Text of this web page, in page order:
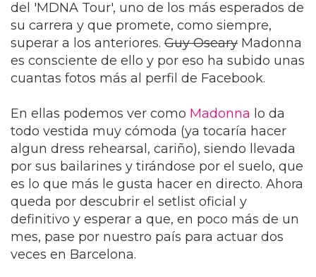
del 'MDNA Tour', uno de los más esperados de
su carrera y que promete, como siempre,
superar a los anteriores. Guy Oseary Madonna
es consciente de ello y por eso ha subido unas
cuantas fotos más al perfil de Facebook.
En ellas podemos ver como Madonna lo da
todo vestida muy cómoda (ya tocaría hacer
algun dress rehearsal, cariño), siendo llevada
por sus bailarines y tirándose por el suelo, que
es lo que más le gusta hacer en directo. Ahora
queda por descubrir el setlist oficial y
definitivo y esperar a que, en poco más de un
mes, pase por nuestro país para actuar dos
veces en Barcelona.